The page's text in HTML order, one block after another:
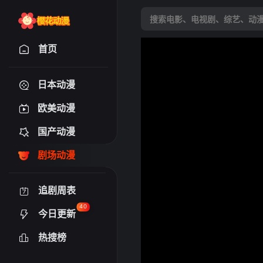
首页
日本动漫
欧美动漫
国产动漫
剧场动漫
追剧周表
今日更新
40
热搜榜